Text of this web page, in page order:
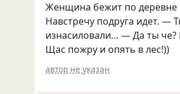
Женщина бежит по деревне
Навстречу подруга идет. —
изнасиловали… — Да ты
Щас пожру и опять в лес!))
автор не указан